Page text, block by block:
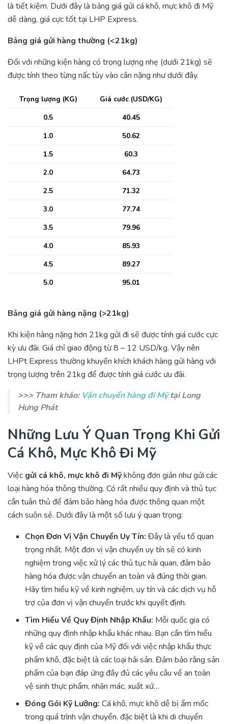
là tiết kiệm. Dưới đây là bảng giá gửi cá khô, mực khô đi Mỹ
dễ dàng, giá cực tốt tại LHP Express.
Bảng giá gửi hàng thường (<21kg)
Đối với những kiện hàng có trọng lượng nhẹ (dưới 21kg) sẽ
được tính theo từng nấc tùy vào cân nặng như dưới đây.
Trọng lượng (KG)
Giá cước (USD/KG)
0.5
40.45
1.0
50.62
1.5
60.3
2.0
64.73
2.5
71.32
3.0
77.74
3.5
79.96
4.0
85.93
4.5
89.27
5.0
95.01
Bảng giá gửi hàng nặng (>21kg)
Khi kiện hàng nặng hơn 21kg gửi đi sẽ được tính giá cước cực
kỳ ưu đãi. Giá chỉ giao động từ 8 – 12 USD/kg. Vậy nên
LHPt Express thường khuyến khích khách hàng gửi hàng với
trọng lượng trên 21kg để được tính giá cước ưu đãi.
>>> Tham khảo: Vận chuyển hàng đi Mỹtại Long
Hưng Phát
Những Lưu Ý Quan Trọng Khi Gửi
Cá Khô, Mực Khô Đi Mỹ
Việc gửi cá khô, mực khô đi Mỹkhông đơn giản như gửi các
loại hàng hóa thông thường. Có rất nhiều quy định và thủ tục
cần tuân thủ để đảm bảo hàng hóa được thông quan một
cách suôn sẻ. Dưới đây là một số lưu ý quan trọng:
Chọn Đơn Vị Vận Chuyển Uy Tín: Đây là yếu tố quan
trọng nhất. Một đơn vị vận chuyển uy tín sẽ có kinh
nghiệm trong việc xử lý các thủ tục hải quan, đảm bảo
hàng hóa được vận chuyển an toàn và đúng thời gian.
Hãy tìm hiểu kỹ về kinh nghiệm, uy tín và các dịch vụ hỗ
trợ của đơn vị vận chuyển trước khi quyết định.
Tìm Hiểu Về Quy Định Nhập Khẩu: Mỗi quốc gia có
những quy định nhập khẩu khác nhau. Bạn cần tìm hiểu
kỹ về các quy định của Mỹ đối với việc nhập khẩu thực
phẩm khô, đặc biệt là các loại hải sản. Đảm bảo rằng sản
phẩm của bạn đáp ứng đầy đủ các yêu cầu về an toàn
vệ sinh thực phẩm, nhãn mác, xuất xứ…
Đóng Gói Kỹ Lưỡng: Cá khô, mực khô dễ bị ẩm mốc
trong quá trình vận chuyển, đặc biệt là khi di chuyển